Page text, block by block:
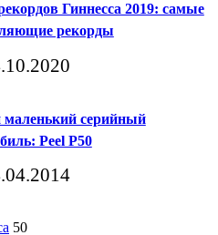
Гиннесса 2019: самые
рекорды
серийный
Peel P50
50